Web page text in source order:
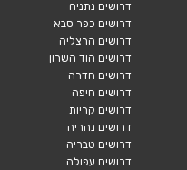
דרושים נתניה
דרושים כפר סבא
דרושים הרצליה
דרושים הוד השרון
דרושים חדרה
דרושים חיפה
דרושים קריות
דרושים נהריה
דרושים טבריה
דרושים עפולה